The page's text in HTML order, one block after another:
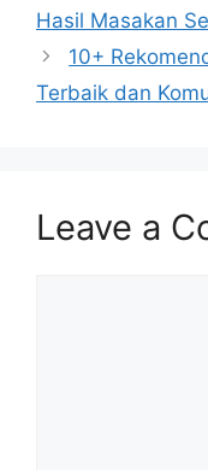
Hasil Masakan
10+
Terbaik dan
Leave a